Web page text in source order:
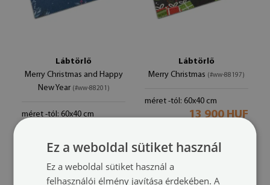
Lábtörlő
Merry Christmas and Happy
New Year (#ww-88201)
méret -tól: 60x40 cm
Lábtörlő
Merry Christmas (#ww-88197)
méret -tól: 60x40 cm
13 900 HUF
Ez a weboldal sütiket használ
Ez a weboldal sütiket használ a
felhasználói élmény javítása érdekében. A